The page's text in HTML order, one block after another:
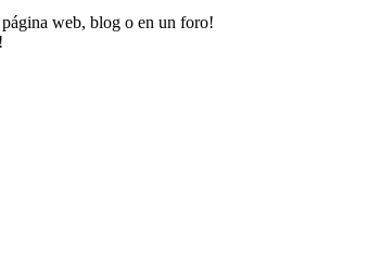
web, blog o en un foro!